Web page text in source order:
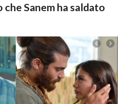
Sanem ha saldato